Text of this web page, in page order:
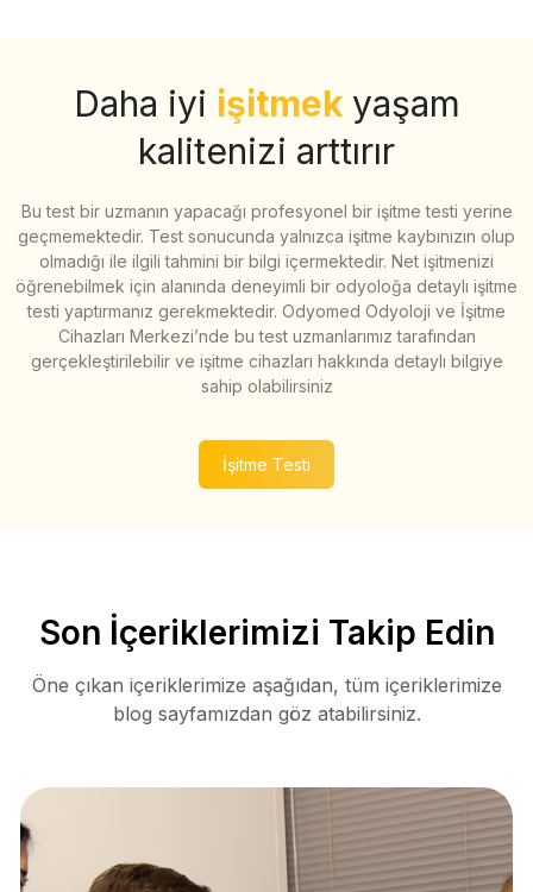
Daha iyi işitmek yaşam
kalitenizi arttırır
Bu test bir uzmanın yapacağı profesyonel bir işitme testi yerine
geçmemektedir. Test sonucunda yalnızca işitme kaybınızın olup
olmadığı ile ilgili tahmini bir bilgi içermektedir. Net işitmenizi
öğrenebilmek için alanında deneyimli bir odyoloğa detaylı işitme
testi yaptırmanız gerekmektedir. Odyomed Odyoloji ve İşitme
Cihazları Merkezi’nde bu test uzmanlarımız tarafından
gerçekleştirilebilir ve işitme cihazları hakkında detaylı bilgiye
sahip olabilirsiniz
İşitme Testi
Son İçeriklerimizi Takip Edin
Öne çıkan içeriklerimize aşağıdan, tüm içeriklerimize
blog sayfamızdan göz atabilirsiniz.